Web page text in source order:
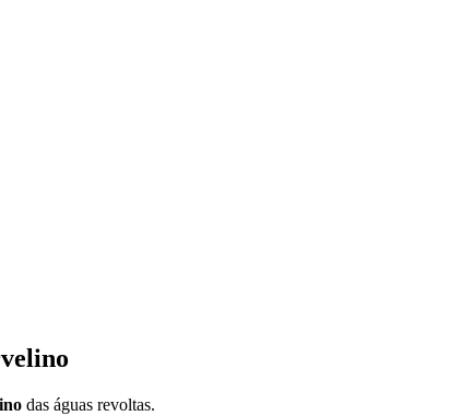
das águas revoltas.